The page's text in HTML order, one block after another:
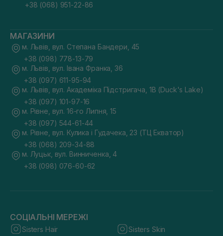
+38 (068) 951-22-86
МАГАЗИНИ
м. Львів, вул. Степана Бандери, 45
+38 (098) 778-13-79
м. Львів, вул. Івана Франка, 36
+38 (097) 611-95-94
м. Львів, вул. Академіка Підстригача, 1В (Duck's Lake)
+38 (097) 101-97-16
м. Рівне, вул. 16-го Липня, 15
+38 (097) 544-61-44
м. Рівне, вул. Кулика і Гудачека, 23 (ТЦ Екватор)
+38 (068) 209-34-88
м. Луцьк, вул. Винниченка, 4
+38 (098) 076-60-62
СОЦІАЛЬНІ МЕРЕЖІ
Sisters Hair Sisters Skin